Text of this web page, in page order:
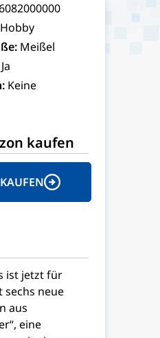
Meißel
Ja
Keine
kaufen
ist jetzt für
sechs neue
aus
eine